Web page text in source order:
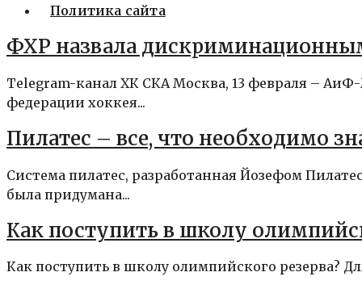
Политика сайта
ФХР назвала
Telegram-канал ХК СКА Москва, 13 февраля –
федерации хоккея...
Пилатес – все, что необходимо
Система пилатес, разработанная Йозефом
была придумана...
Как поступить в школу
Как поступить в школу олимпийского резерва?